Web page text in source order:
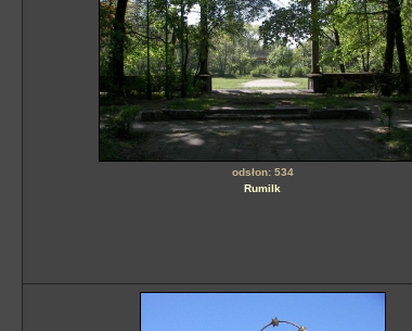
odsłon: 534
Rumilk